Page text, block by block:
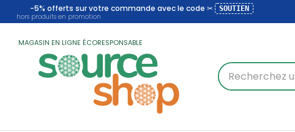
-5% offerts sur votre commande avec le code ✂ SOUTIEN
hors produits en promotion
MAGASIN EN LIGNE ÉCORESPONSABLE